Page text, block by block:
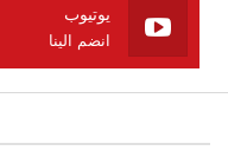
يوتيوب
انضم الينا